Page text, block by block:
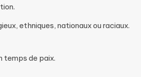
ethniques, nationaux ou raciaux.
temps de paix.